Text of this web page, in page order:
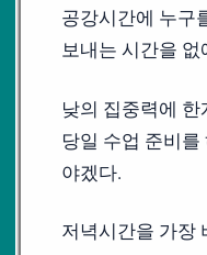
공강시간에 누구
보내는 시간을 없
낮의 집중력에
당일 수업 준비
야겠다.
저녁시간을 가장